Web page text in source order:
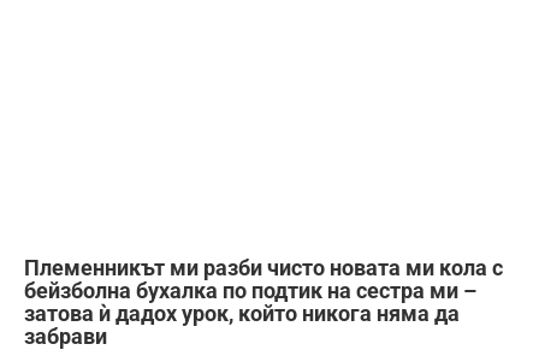
Племенникът ми разби чисто новата ми кола с
бейзболна бухалка по подтик на сестра ми –
затова ѝ дадох урок, който никога няма да
забрави